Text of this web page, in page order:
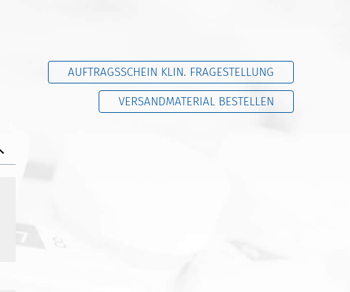
AUFTRAGSSCHEIN KLIN. FRAGESTELLUNG
VERSANDMATERIAL BESTELLEN